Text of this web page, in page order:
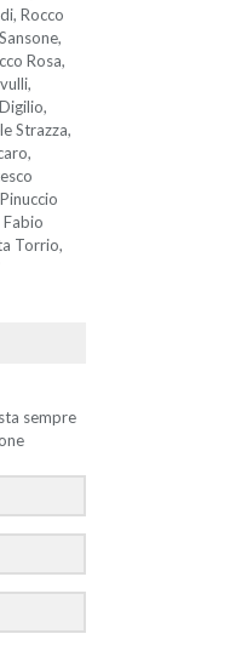
Rocco
Rosa,
Strazza,
Torrio,
sempre